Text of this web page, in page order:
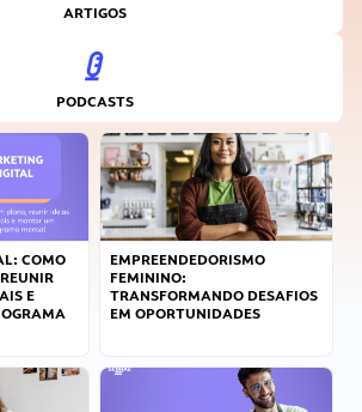
ARTIGOS
PODCASTS
COMO
E
EMPREENDEDORISMO
FEMININO:
TRANSFORMANDO DESAFIOS
EM OPORTUNIDADES